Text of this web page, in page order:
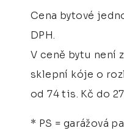
Cena bytové
DPH.
V ceně bytu není
sklepní kóje o
od 74 tis. Kč do
* PS = garážová